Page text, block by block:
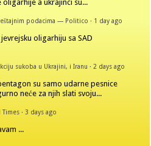
a ukrajinci su...
podacima — Politico · 1 day ago
oligarhiju sa SAD
sukoba u Ukrajini, i Iranu · 2 days ago
su samo udarne pesnice
neće za njih slati svoju...
Times ·3 days ago
...